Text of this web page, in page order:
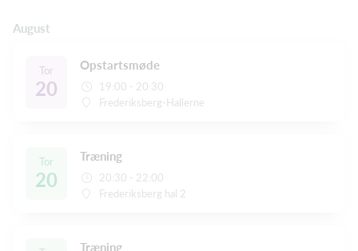
August
Tor
20
Opstartsmøde
19:00 - 20:30
Frederiksberg-Hallerne
Tor
20
Træning
20:30 - 22:00
Frederiksberg hal 2
Træning